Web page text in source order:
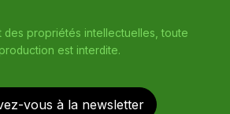
des propriétés intellectuelles, toute
est interdite.
vous à la newsletter